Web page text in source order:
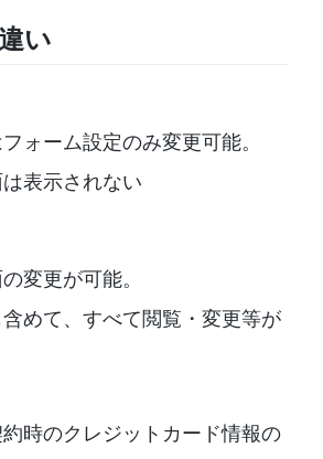
い
ォーム設定のみ変更可能。
表示されない
変更が可能。
めて、すべて閲覧・変更等が
時のクレジットカード情報の